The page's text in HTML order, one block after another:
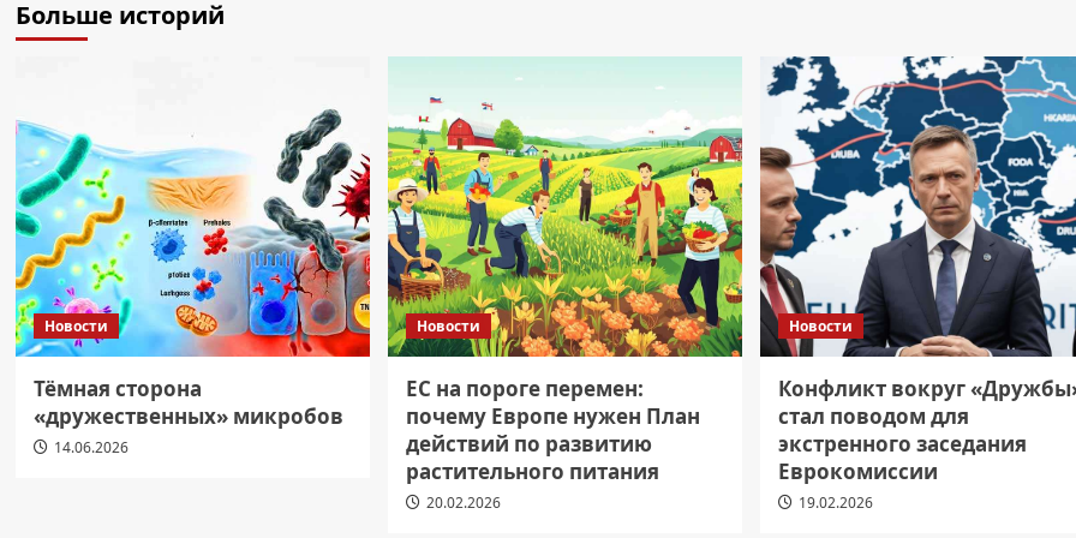
Больше историй
Новости
Тёмная сторона
«дружественных» микробов
14.06.2026
Новости
ЕС на пороге перемен:
почему Европе нужен План
действий по развитию
растительного питания
20.02.2026
Новости
Конфликт вокруг
стал поводом для
экстренного заседания
Еврокомиссии
19.02.2026